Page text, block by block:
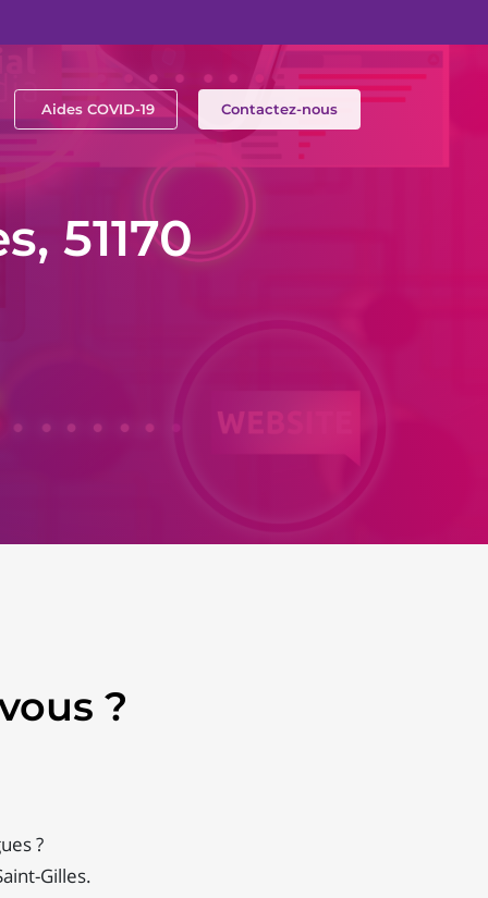
Aides COVID-19 Contactez-nous
51170
?
?
Gilles.